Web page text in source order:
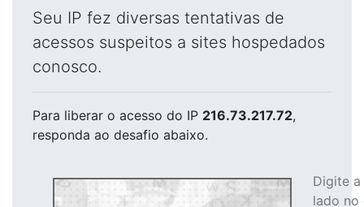
Seu IP fez diversas tentativas de
acessos suspeitos a sites hospedados
conosco.
Para liberar o acesso do IP 216.73.217.72,
responda ao desafio abaixo.
Digite
lado no